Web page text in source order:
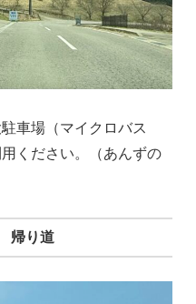
車場（マイクロバス
ください。（あんずの
帰り道